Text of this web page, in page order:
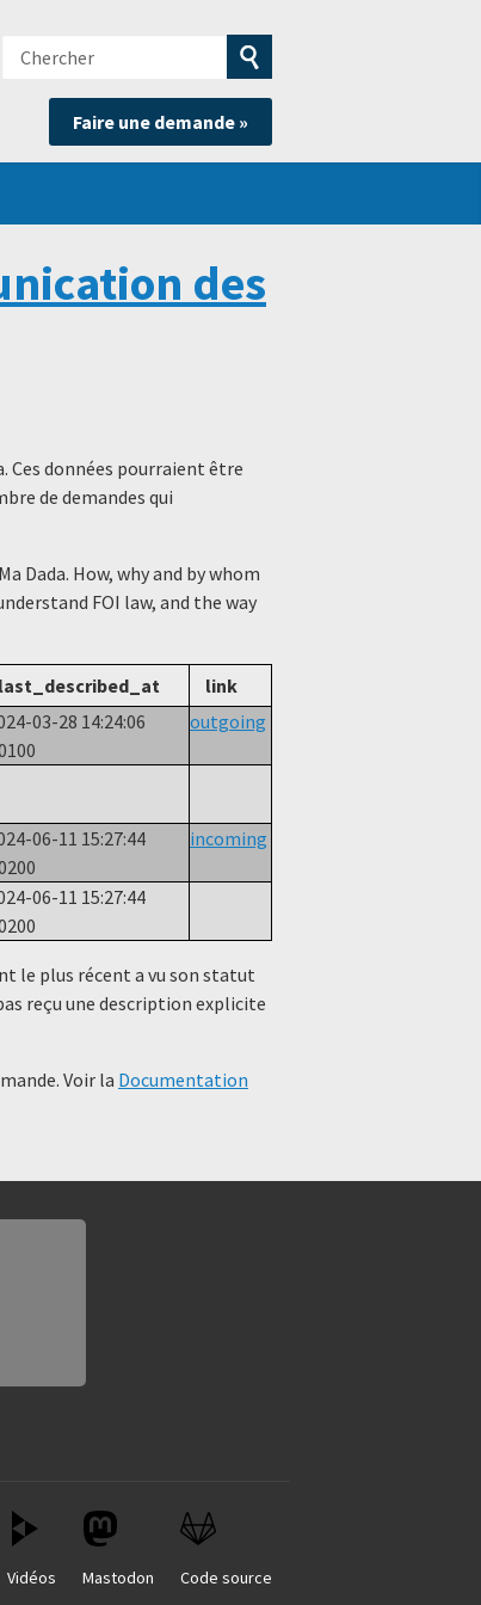
Chercher
Soumettre
la
recherche
Faire une demande »
des
Ces données pourraient être
de demandes qui
Dada. How, why and by whom
FOI law, and the way
last_described_at link
03-28 14:24:06
outgoing
06-11 15:27:44
incoming
06-11 15:27:44
le plus récent a vu son statut
reçu une description explicite
Voir la Documentation
Code source
Mastodon
Vidéos